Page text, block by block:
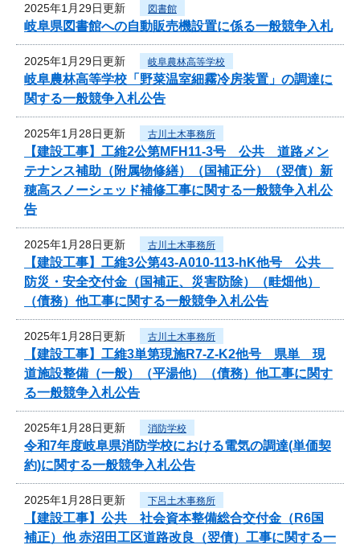
2025年1月29日更新 図書館
岐阜県図書館への自動販売機設置に係る一般競争入札
2025年1月29日更新 岐阜農林高等学校
岐阜農林高等学校「野菜温室細霧冷房装置」の調達に
関する一般競争入札公告
2025年1月28日更新 古川土木事務所
【建設工事】工維2公第MFH11-3号 公共 道路メン
テナンス補助（附属物修繕）（国補正分）（翌債）新
穂高スノーシェッド補修工事に関する一般競争入札公
告
2025年1月28日更新 古川土木事務所
【建設工事】工維3公第43-A010-113-hK他号 公共
防災・安全交付金（国補正、災害防除）（畦畑他）
（債務）他工事に関する一般競争入札公告
2025年1月28日更新 古川土木事務所
【建設工事】工維3単第現施R7-Z-K2他号 県単 現
道施設整備（一般）（平湯他）（債務）他工事に関す
る一般競争入札公告
2025年1月28日更新 消防学校
令和7年度岐阜県消防学校における電気の調達(単価契
約)に関する一般競争入札公告
2025年1月28日更新 下呂土木事務所
【建設工事】公共 社会資本整備総合交付金（R6国
補正）他 赤沼田工区道路改良（翌債）工事に関する一